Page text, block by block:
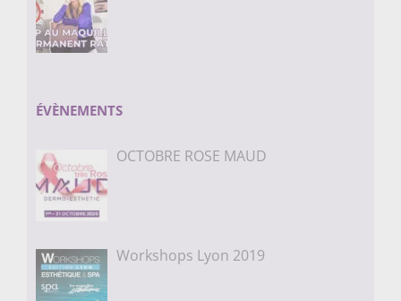
ÉVÈNEMENTS
OCTOBRE ROSE MAUD
Workshops Lyon 2019